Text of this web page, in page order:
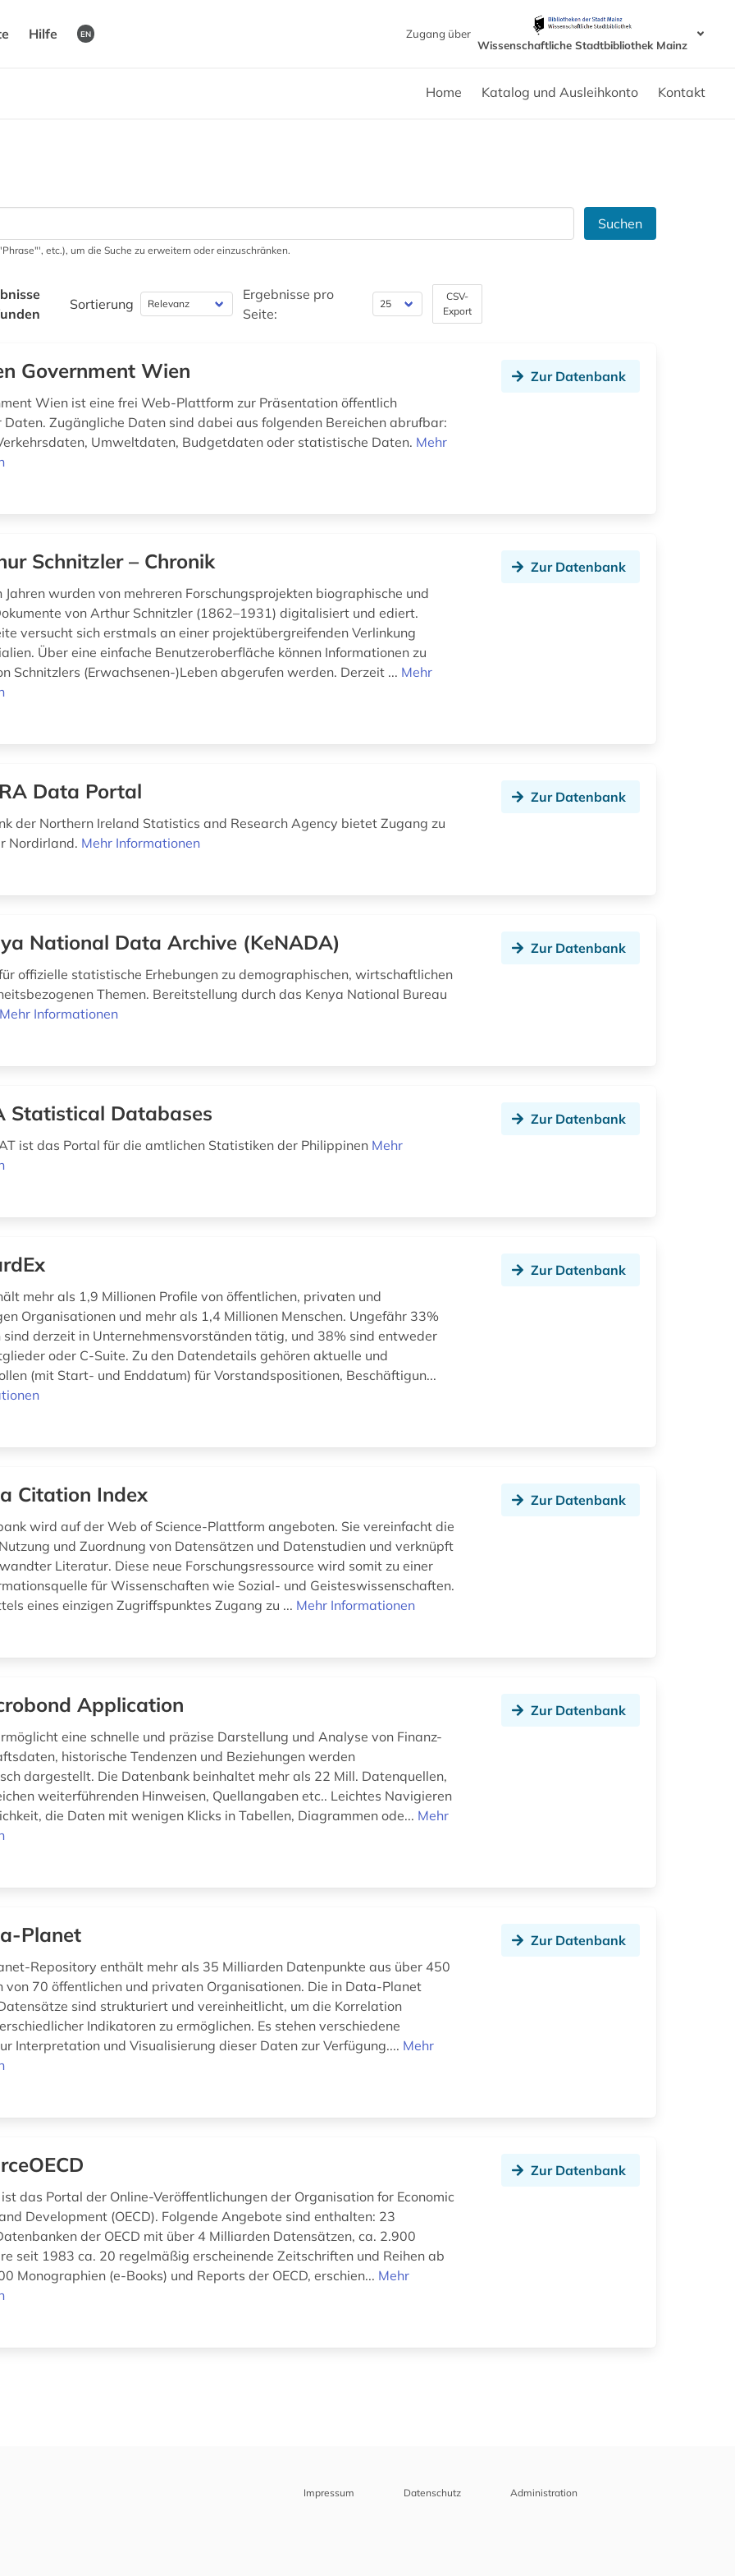
Hilfe EN
Zugang über
Wissenschaftliche Stadtbibliothek Mainz
Home Katalog und Ausleihkonto Kontakt
Suchen
etc.), um die Suche zu erweitern oder einzuschränken.
Sortierung
Ergebnisse pro
Seite:
CSV-
Export
Government Wien
Wien ist eine frei Web-Plattform zur Präsentation öffentlich
Zugängliche Daten sind dabei aus folgenden Bereichen abrufbar:
Umweltdaten, Budgetdaten oder statistische Daten. Mehr
Zur Datenbank
Schnitzler – Chronik
Jahren wurden von mehreren Forschungsprojekten biographische und
von Arthur Schnitzler (1862–1931) digitalisiert und ediert.
versucht sich erstmals an einer projektübergreifenden Verlinkung
Über eine einfache Benutzeroberfläche können Informationen zu
Schnitzlers (Erwachsenen-)Leben abgerufen werden. Derzeit ... Mehr
Zur Datenbank
Data Portal
der Northern Ireland Statistics and Research Agency bietet Zugang zu
Nordirland. Mehr Informationen
Zur Datenbank
National Data Archive (KeNADA)
offizielle statistische Erhebungen zu demographischen, wirtschaftlichen
Themen. Bereitstellung durch das Kenya National Bureau
Mehr Informationen
Zur Datenbank
Statistical Databases
ist das Portal für die amtlichen Statistiken der Philippinen Mehr
Zur Datenbank
mehr als 1,9 Millionen Profile von öffentlichen, privaten und
Organisationen und mehr als 1,4 Millionen Menschen. Ungefähr 33%
sind derzeit in Unternehmensvorständen tätig, und 38% sind entweder
oder C-Suite. Zu den Datendetails gehören aktuelle und
(mit Start- und Enddatum) für Vorstandspositionen, Beschäftigun...
Zur Datenbank
Citation Index
wird auf der Web of Science-Plattform angeboten. Sie vereinfacht die
und Zuordnung von Datensätzen und Datenstudien und verknüpft
Literatur. Diese neue Forschungsressource wird somit zu einer
für Wissenschaften wie Sozial- und Geisteswissenschaften.
eines einzigen Zugriffspunktes Zugang zu ... Mehr Informationen
Zur Datenbank
Application
eine schnelle und präzise Darstellung und Analyse von Finanz-
historische Tendenzen und Beziehungen werden
dargestellt. Die Datenbank beinhaltet mehr als 22 Mill. Datenquellen,
weiterführenden Hinweisen, Quellangaben etc.. Leichtes Navigieren
die Daten mit wenigen Klicks in Tabellen, Diagrammen ode... Mehr
Zur Datenbank
Planet
Repository enthält mehr als 35 Milliarden Datenpunkte aus über 450
von 70 öffentlichen und privaten Organisationen. Die in Data-Planet
sind strukturiert und vereinheitlicht, um die Korrelation
Indikatoren zu ermöglichen. Es stehen verschiedene
Interpretation und Visualisierung dieser Daten zur Verfügung.... Mehr
Zur Datenbank
ist das Portal der Online-Veröffentlichungen der Organisation for Economic
Development (OECD). Folgende Angebote sind enthalten: 23
der OECD mit über 4 Milliarden Datensätzen, ca. 2.900
seit 1983 ca. 20 regelmäßig erscheinende Zeitschriften und Reihen ab
Monographien (e-Books) und Reports der OECD, erschien... Mehr
Zur Datenbank
Impressum Datenschutz Administration